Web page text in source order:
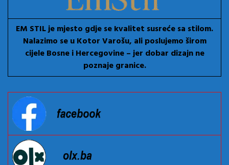
EM STIL je mjesto gdje se kvalitet susreće sa stilom.
Nalazimo se u Kotor Varošu, ali poslujemo širom
cijele Bosne i Hercegovine – jer dobar dizajn ne
poznaje granice.